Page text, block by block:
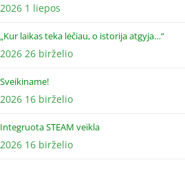
2026 1 liepos
„Kur laikas teka lėčiau, o istorija atgyja…“
2026 26 birželio
Sveikiname!
2026 16 birželio
Integruota STEAM veikla
2026 16 birželio